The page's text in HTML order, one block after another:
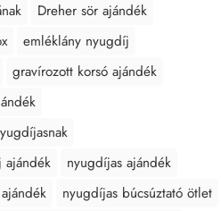
Dreher sör ajándék
emléklány nyugdíj
gravírozott korsó ajándék
ajándék
nyugdíjas ajándék
nyugdíjas búcsúztató ötlet